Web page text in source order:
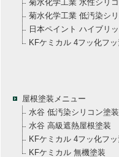
菊水化学工業 水性シリ
菊水化学工業 低汚染シ
日本ペイント ハイブリ
KFケミカル 4フッ化フ
屋根塗装メニュー
水谷 低汚染シリコン塗装
水谷 高級遮熱屋根塗装
KFケミカル 4フッ化フ
KFケミカル 無機塗装